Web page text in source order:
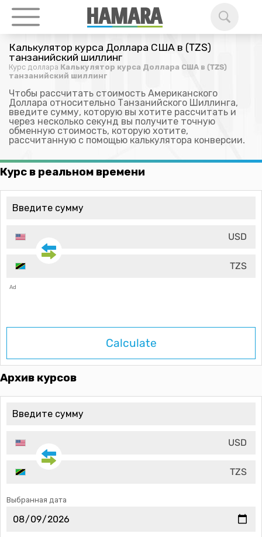
Калькулятор курса Доллара США в (TZS)
танзанийский шиллинг
Курс доллара Калькулятор курса Доллара США в (TZS)
танзанийский шиллинг
Чтобы рассчитать стоимость Американского
Доллара относительно Танзанийского Шиллинга,
введите сумму, которую вы хотите рассчитать и
через несколько секунд вы получите точную
обменную стоимость, которую хотите,
рассчитанную с помощью калькулятора конверсии.
Курс в реальном времени
USD
TZS
Ad
Calculate
Архив курсов
USD
TZS
Выбранная дата